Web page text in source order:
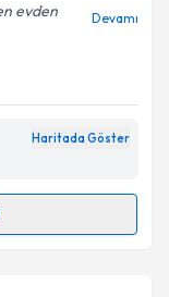
belirtilen
evden
Devamı
Haritada Göster